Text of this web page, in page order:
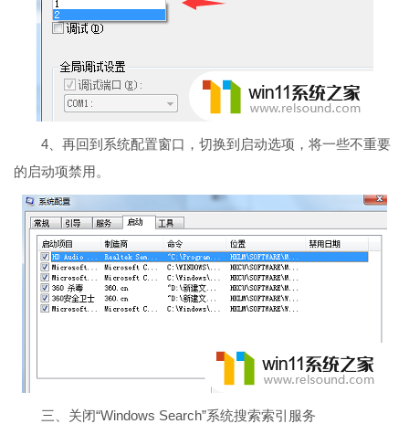
4、再回到系统配置窗口，切换到启动选项，将一些不重要
的启动项禁用。
三、关闭“Windows Search”系统搜索索引服务